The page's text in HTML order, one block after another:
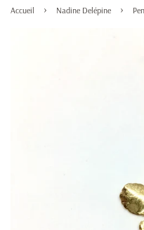
Accueil › Nadine Delépine ›